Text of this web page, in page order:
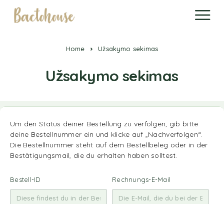
Home Užsakymo sekimas
Užsakymo sekimas
Um den Status deiner Bestellung zu verfolgen, gib bitte
deine Bestellnummer ein und klicke auf „Nachverfolgen“.
Die Bestellnummer steht auf dem Bestellbeleg oder in der
Bestätigungsmail, die du erhalten haben solltest.
Bestell-ID Rechnungs-E-Mail